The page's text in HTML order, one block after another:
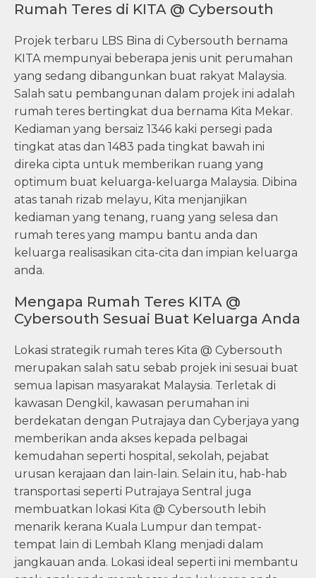
Rumah Teres di KITA @ Cybersouth
Projek terbaru LBS Bina di Cybersouth bernama
KITA mempunyai beberapa jenis unit perumahan
yang sedang dibangunkan buat rakyat Malaysia.
Salah satu pembangunan dalam projek ini adalah
rumah teres bertingkat dua bernama Kita Mekar.
Kediaman yang bersaiz 1346 kaki persegi pada
tingkat atas dan 1483 pada tingkat bawah ini
direka cipta untuk memberikan ruang yang
optimum buat keluarga-keluarga Malaysia. Dibina
atas tanah rizab melayu, Kita menjanjikan
kediaman yang tenang, ruang yang selesa dan
rumah teres yang mampu bantu anda dan
keluarga realisasikan cita-cita dan impian keluarga
anda.
Mengapa Rumah Teres KITA @
Cybersouth Sesuai Buat Keluarga Anda
Lokasi strategik rumah teres Kita @ Cybersouth
merupakan salah satu sebab projek ini sesuai buat
semua lapisan masyarakat Malaysia. Terletak di
kawasan Dengkil, kawasan perumahan ini
berdekatan dengan Putrajaya dan Cyberjaya yang
memberikan anda akses kepada pelbagai
kemudahan seperti hospital, sekolah, pejabat
urusan kerajaan dan lain-lain. Selain itu, hab-hab
transportasi seperti Putrajaya Sentral juga
membuatkan lokasi Kita @ Cybersouth lebih
menarik kerana Kuala Lumpur dan tempat-
tempat lain di Lembah Klang menjadi dalam
jangkauan anda. Lokasi ideal seperti ini membantu